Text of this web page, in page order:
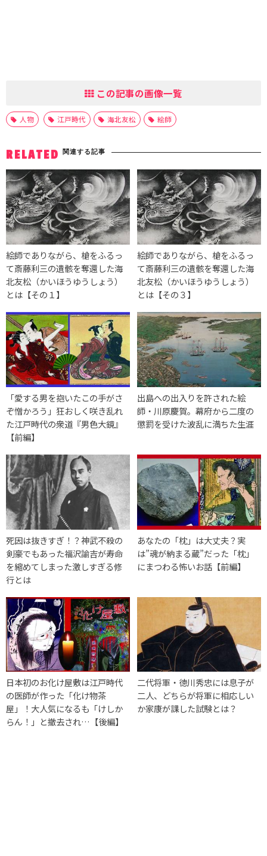
この記事の画像一覧
人物 江戸時代 海北友松 絵師
RELATED 関連する記事
絵師でありながら、槍をふるっ
て斎藤利三の遺骸を奪還した海
北友松（かいほうゆうしょう）
とは【その１】
絵師でありながら、槍をふるっ
て斎藤利三の遺骸を奪還した海
北友松（かいほうゆうしょう）
とは【その３】
「愛する男を抱いたこの手がさ
ぞ憎かろう」狂おしく咲き乱れ
た江戸時代の衆道『男色大鏡』
【前編】
出島への出入りを許された絵
師・川原慶賀。幕府から二度の
懲罰を受けた波乱に満ちた生涯
死因は抜きすぎ！？神武不殺の
剣豪でもあった福沢諭吉が寿命
を縮めてしまった激しすぎる修
行とは
あなたの「枕」は大丈夫？実
は”魂が納まる蔵”だった「枕」
にまつわる怖いお話【前編】
日本初のお化け屋敷は江戸時代
の医師が作った「化け物茶
屋」！大人気になるも「けしか
らん！」と撤去され…【後編】
二代将軍・徳川秀忠には息子が
二人、どちらが将軍に相応しい
か家康が課した試験とは？